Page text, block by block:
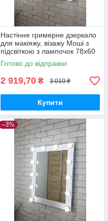
Настінне гримерне дзеркало
для макіяжу, візажу Моші з
підсвіткою з лампочок 78х60
см
Готово до відправки
2 919,70 ₴ 3 010 ₴
Купити
–3%